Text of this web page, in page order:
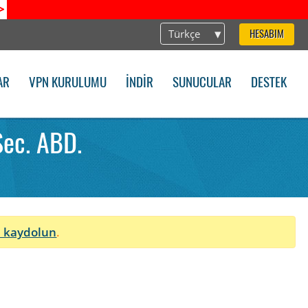
Türkçe HESABIM
VPN KURULUMU İNDIR SUNUCULAR DESTEK
ABD.
kaydolun.